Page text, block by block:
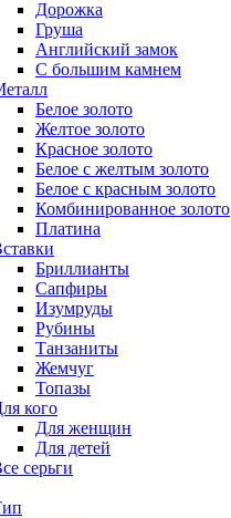
Дорожка
Груша
Английский замок
С большим камнем
Белое золото
Желтое золото
Красное золото
Белое с желтым золото
Белое с красным золото
Комбинированное золото
Платина
Бриллианты
Сапфиры
Изумруды
Рубины
Танзаниты
Жемчуг
Топазы
кого
Для женщин
Для детей
серьги